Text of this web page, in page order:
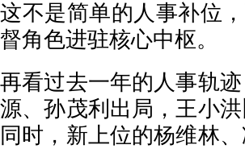
这不是简单的人事补位
督角色进驻核心中枢。
再看过去一年的人事轨
源、孙茂利出局，王小
同时，新上位的杨维林